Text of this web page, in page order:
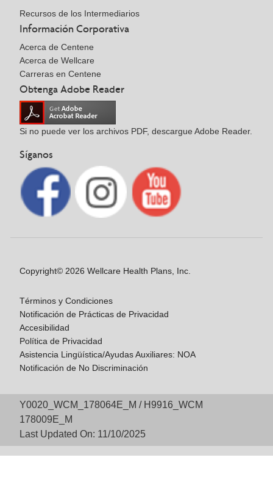
Recursos de los Intermediarios
Información Corporativa
Acerca de Centene
Acerca de Wellcare
Carreras en Centene
Obtenga Adobe Reader
Si no puede ver los archivos PDF, descargue Adobe Reader.
Síganos
Copyright© 2026 Wellcare Health Plans, Inc.
Términos y Condiciones
Notificación de Prácticas de Privacidad
Accesibilidad
Política de Privacidad
Asistencia Lingüística/Ayudas Auxiliares: NOA
Notificación de No Discriminación
Y0020_WCM_178064E_M / H9916_WCM
178009E_M
Last Updated On: 11/10/2025